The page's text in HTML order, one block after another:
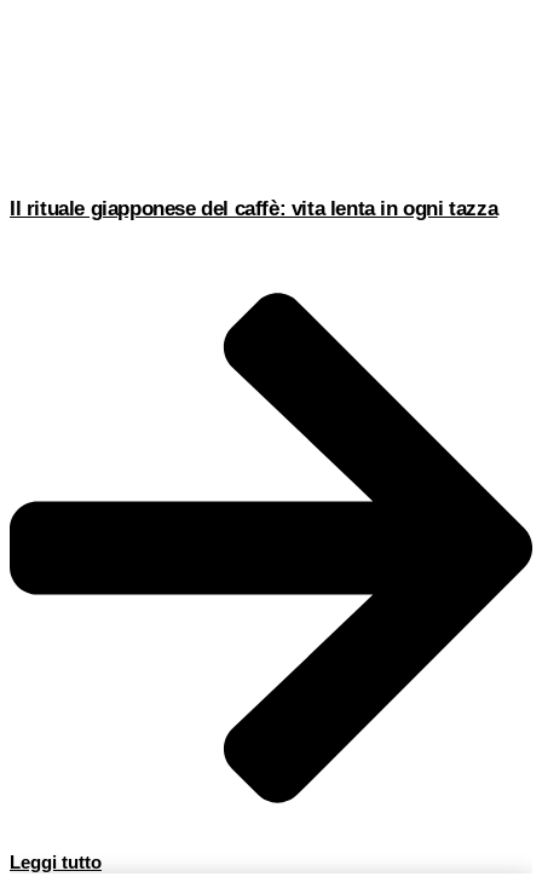
Il rituale giapponese del caffè: vita lenta in ogni tazza
Leggi tutto